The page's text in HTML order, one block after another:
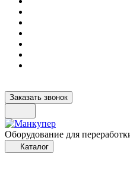
Заказать звонок
Оборудование для
Каталог